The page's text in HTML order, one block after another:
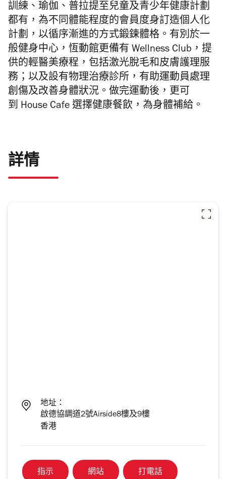
訓練、瑜伽、普拉提至兒童及青少年健康計劃
都有，為不同體能程度的會員度身訂造個人化
計劃，以循序漸進的方式鍛鍊體格 。有別於一
般健身中心，恆動館更備有 Wellness Club， 提
供的輕醫美療程，包括激光脫毛和皮膚護理服
務；以及設有物理治療診所， 有助運動員處理
創傷及改善身體狀況。做完運動後，更可
到 House Cafe 選擇健康餐飲，為身體補給。
詳情
地址：
啟德協調道2號Airside8樓及9樓
香港
指示 網站 打電話